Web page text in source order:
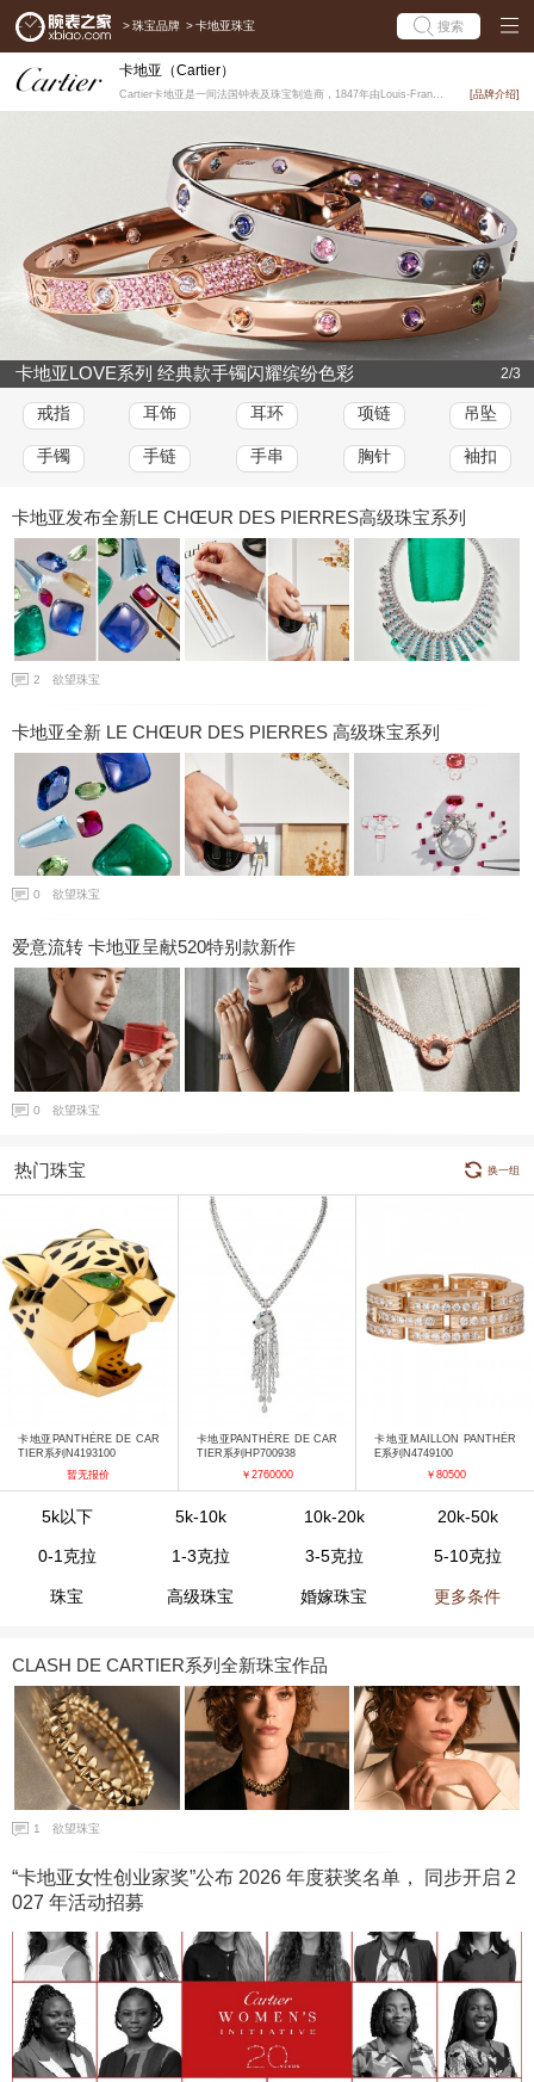
> 珠宝品牌 > 卡地亚珠宝 搜索
卡地亚（Cartier）
Cartier卡地亚是一间法国钟表及珠宝制造商，1847年由Louis-François Carti... [品牌介绍]
卡地亚LOVE系列 经典款手镯闪耀缤纷色彩 2/3
戒指 耳饰 耳环 项链 吊坠
手镯 手链 手串 胸针 袖扣
卡地亚发布全新LE CHŒUR DES PIERRES高级珠宝系列
2 欲望珠宝
卡地亚全新 LE CHŒUR DES PIERRES 高级珠宝系列
0 欲望珠宝
爱意流转 卡地亚呈献520特别款新作
0 欲望珠宝
热门珠宝 换一组
卡地亚PANTHÈRE DE CAR
TIER系列N4193100
暂无报价
卡地亚PANTHÈRE DE CAR
TIER系列HP700938
￥2760000
卡地亚MAILLON PANTHÈR
E系列N4749100
￥80500
5k以下 5k-10k 10k-20k 20k-50k
0-1克拉 1-3克拉 3-5克拉 5-10克拉
珠宝 高级珠宝 婚嫁珠宝 更多条件
CLASH DE CARTIER系列全新珠宝作品
1 欲望珠宝
“卡地亚女性创业家奖”公布 2026 年度获奖名单， 同步开启 2
027 年活动招募